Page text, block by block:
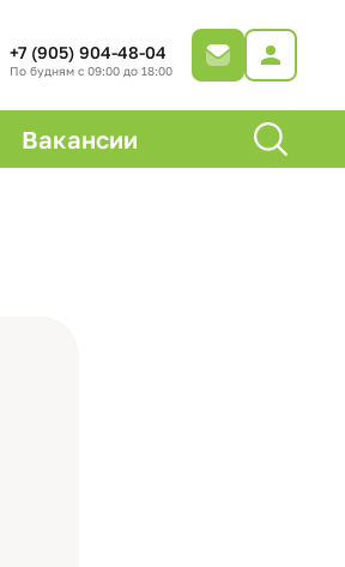
+7 (905) 904-48-04
По будням с 09:00 до 18:00
Вакансии